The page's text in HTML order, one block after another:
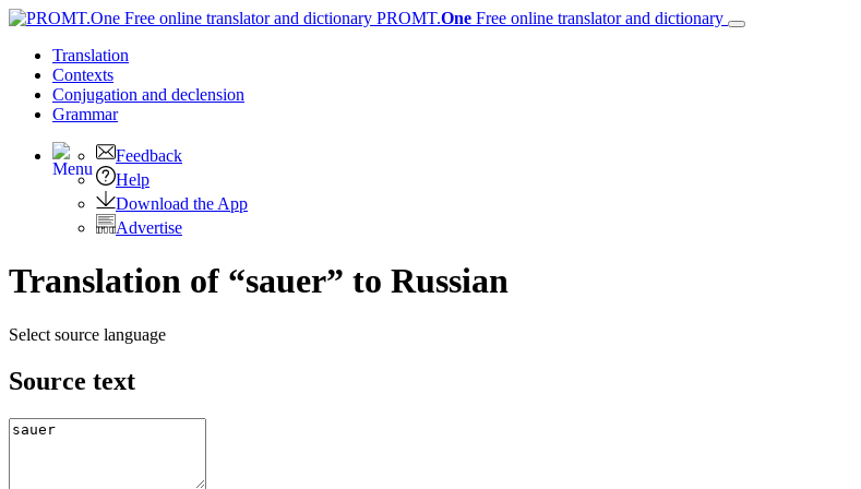
PROMT.One Free online translator and dictionary
Translation
Contexts
Conjugation and declension
Grammar
Feedback
Help
Download the App
Advertise
Translation of “sauer” to Russian
Select source language
Source text